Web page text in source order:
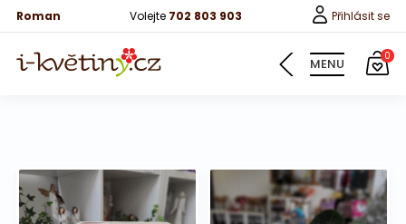
Roman Volejte 702 803 903 Přihlásit se
MENU 0
Pro děti